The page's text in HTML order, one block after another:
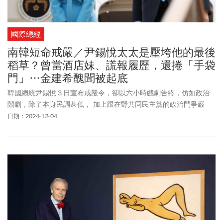
國際總經
南韓短命戒嚴／尹錫悅太太是壓垮他的最後
稻草？曾當酒店妹、謊報履歷，還捲「手袋
門」…金建希醜聞被起底
韓國總統尹錫悅３日宣布戒嚴令，卻以六小時戲劇告終，仿如政治
鬧劇，除了本身民調甚低， 加上跟在野共同民主黨的政治鬥爭嚴
重，而其妻金建希（김건희，Kim Keon-hee）的醜聞爆不停，令人
危及丈夫前程的「大殺傷力武器」。
日期：2024-12-04